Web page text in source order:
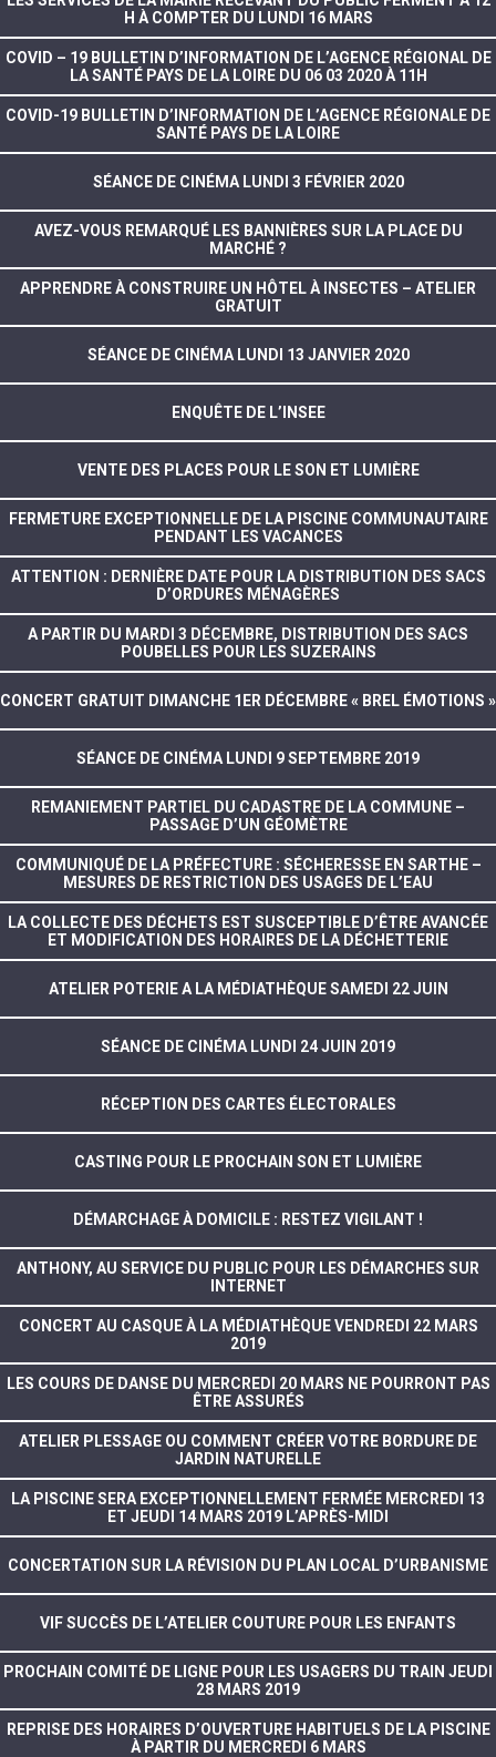
H À COMPTER DU LUNDI 16 MARS
COVID – 19 BULLETIN D’INFORMATION DE L’AGENCE RÉGIONAL DE
LA SANTÉ PAYS DE LA LOIRE DU 06 03 2020 À 11H
COVID-19 BULLETIN D’INFORMATION DE L’AGENCE RÉGIONALE DE
SANTÉ PAYS DE LA LOIRE
SÉANCE DE CINÉMA LUNDI 3 FÉVRIER 2020
AVEZ-VOUS REMARQUÉ LES BANNIÈRES SUR LA PLACE DU
MARCHÉ ?
APPRENDRE À CONSTRUIRE UN HÔTEL À INSECTES – ATELIER
GRATUIT
SÉANCE DE CINÉMA LUNDI 13 JANVIER 2020
ENQUÊTE DE L’INSEE
VENTE DES PLACES POUR LE SON ET LUMIÈRE
FERMETURE EXCEPTIONNELLE DE LA PISCINE COMMUNAUTAIRE
PENDANT LES VACANCES
ATTENTION : DERNIÈRE DATE POUR LA DISTRIBUTION DES SACS
D’ORDURES MÉNAGÈRES
A PARTIR DU MARDI 3 DÉCEMBRE, DISTRIBUTION DES SACS
POUBELLES POUR LES SUZERAINS
CONCERT GRATUIT DIMANCHE 1ER DÉCEMBRE « BREL ÉMOTIONS »
SÉANCE DE CINÉMA LUNDI 9 SEPTEMBRE 2019
REMANIEMENT PARTIEL DU CADASTRE DE LA COMMUNE –
PASSAGE D’UN GÉOMÈTRE
COMMUNIQUÉ DE LA PRÉFECTURE : SÉCHERESSE EN SARTHE –
MESURES DE RESTRICTION DES USAGES DE L’EAU
LA COLLECTE DES DÉCHETS EST SUSCEPTIBLE D’ÊTRE AVANCÉE
ET MODIFICATION DES HORAIRES DE LA DÉCHETTERIE
ATELIER POTERIE A LA MÉDIATHÈQUE SAMEDI 22 JUIN
SÉANCE DE CINÉMA LUNDI 24 JUIN 2019
RÉCEPTION DES CARTES ÉLECTORALES
CASTING POUR LE PROCHAIN SON ET LUMIÈRE
DÉMARCHAGE À DOMICILE : RESTEZ VIGILANT !
ANTHONY, AU SERVICE DU PUBLIC POUR LES DÉMARCHES SUR
INTERNET
CONCERT AU CASQUE À LA MÉDIATHÈQUE VENDREDI 22 MARS
2019
LES COURS DE DANSE DU MERCREDI 20 MARS NE POURRONT PAS
ÊTRE ASSURÉS
ATELIER PLESSAGE OU COMMENT CRÉER VOTRE BORDURE DE
JARDIN NATURELLE
LA PISCINE SERA EXCEPTIONNELLEMENT FERMÉE MERCREDI 13
ET JEUDI 14 MARS 2019 L’APRÈS-MIDI
CONCERTATION SUR LA RÉVISION DU PLAN LOCAL D’URBANISME
VIF SUCCÈS DE L’ATELIER COUTURE POUR LES ENFANTS
PROCHAIN COMITÉ DE LIGNE POUR LES USAGERS DU TRAIN JEUDI
28 MARS 2019
REPRISE DES HORAIRES D’OUVERTURE HABITUELS DE LA PISCINE
À PARTIR DU MERCREDI 6 MARS